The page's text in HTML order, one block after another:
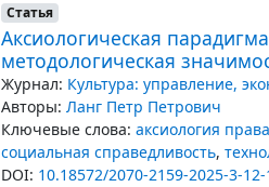
Статья
Аксиологическая
методологическая
Журнал: Культура: управление,
Авторы: Ланг Петр Петрович
Ключевые слова: аксиология права
социальная справедливость,
DOI: 10.18572/2070-2159-2025-3-